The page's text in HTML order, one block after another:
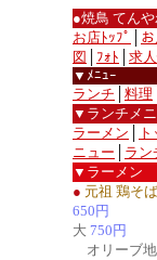
●焼鳥 てん
お店ﾄｯﾌﾟ
図
ﾌｫﾄ
求
▼ﾒﾆｭｰ
ランチ
料理
▼ランチメ
ラーメン
ニュー
ラン
▼ラーメン
● 元祖 鶏そば
650円
大 750円
オリーブ地